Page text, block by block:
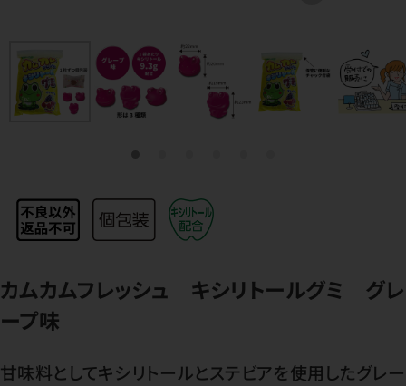
カムカムフレッシュ キシリトールグミ グレ
ープ味
甘味料としてキシリトールとステビアを使用したグレー